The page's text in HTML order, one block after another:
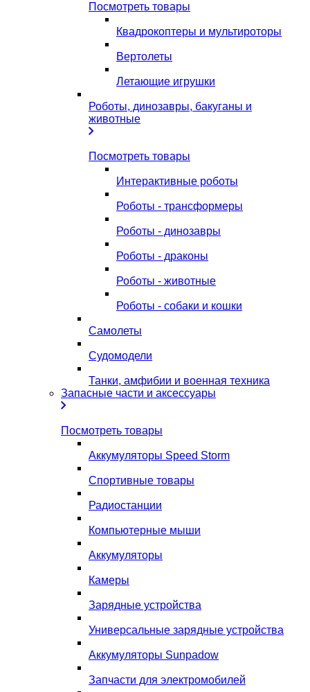
Посмотреть товары
Квадрокоптеры и мультироторы
Вертолеты
Летающие игрушки
Роботы, динозавры, бакуганы и
животные
Посмотреть товары
Интерактивные роботы
Роботы - трансформеры
Роботы - динозавры
Роботы - драконы
Роботы - животные
Роботы - собаки и кошки
Самолеты
Судомодели
Танки, амфибии и военная техника
Запасные части и аксессуары
Посмотреть товары
Аккумуляторы Speed Storm
Спортивные товары
Радиостанции
Компьютерные мыши
Аккумуляторы
Камеры
Зарядные устройства
Универсальные зарядные устройства
Аккумуляторы Sunpadow
Запчасти для электромобилей